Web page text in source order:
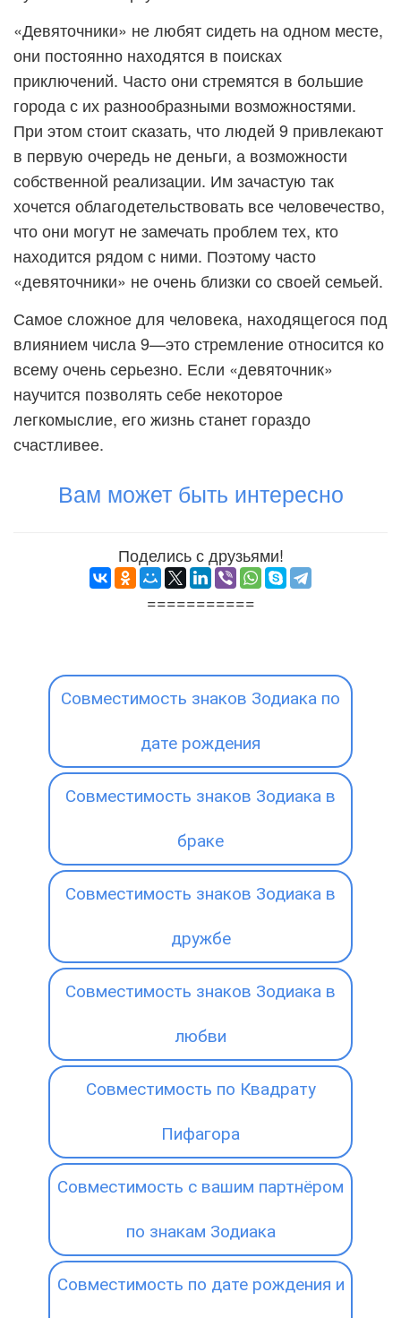
«Девяточники» не любят сидеть на одном месте,
они постоянно находятся в поисках
приключений. Часто они стремятся в большие
города с их разнообразными возможностями.
При этом стоит сказать, что людей 9 привлекают
в первую очередь не деньги, а возможности
собственной реализации. Им зачастую так
хочется облагодетельствовать все человечество,
что они могут не замечать проблем тех, кто
находится рядом с ними. Поэтому часто
«девяточники» не очень близки со своей семьей.
Самое сложное для человека, находящегося под
влиянием числа 9—это стремление относится ко
всему очень серьезно. Если «девяточник»
научится позволять себе некоторое
легкомыслие, его жизнь станет гораздо
счастливее.
Вам может быть интересно
Поделись с друзьями!
===========
Совместимость знаков Зодиака по
дате рождения
Совместимость знаков Зодиака в
браке
Совместимость знаков Зодиака в
дружбе
Совместимость знаков Зодиака в
любви
Совместимость по Квадрату
Пифагора
Совместимость с вашим партнёром
по знакам Зодиака
Совместимость по дате рождения и